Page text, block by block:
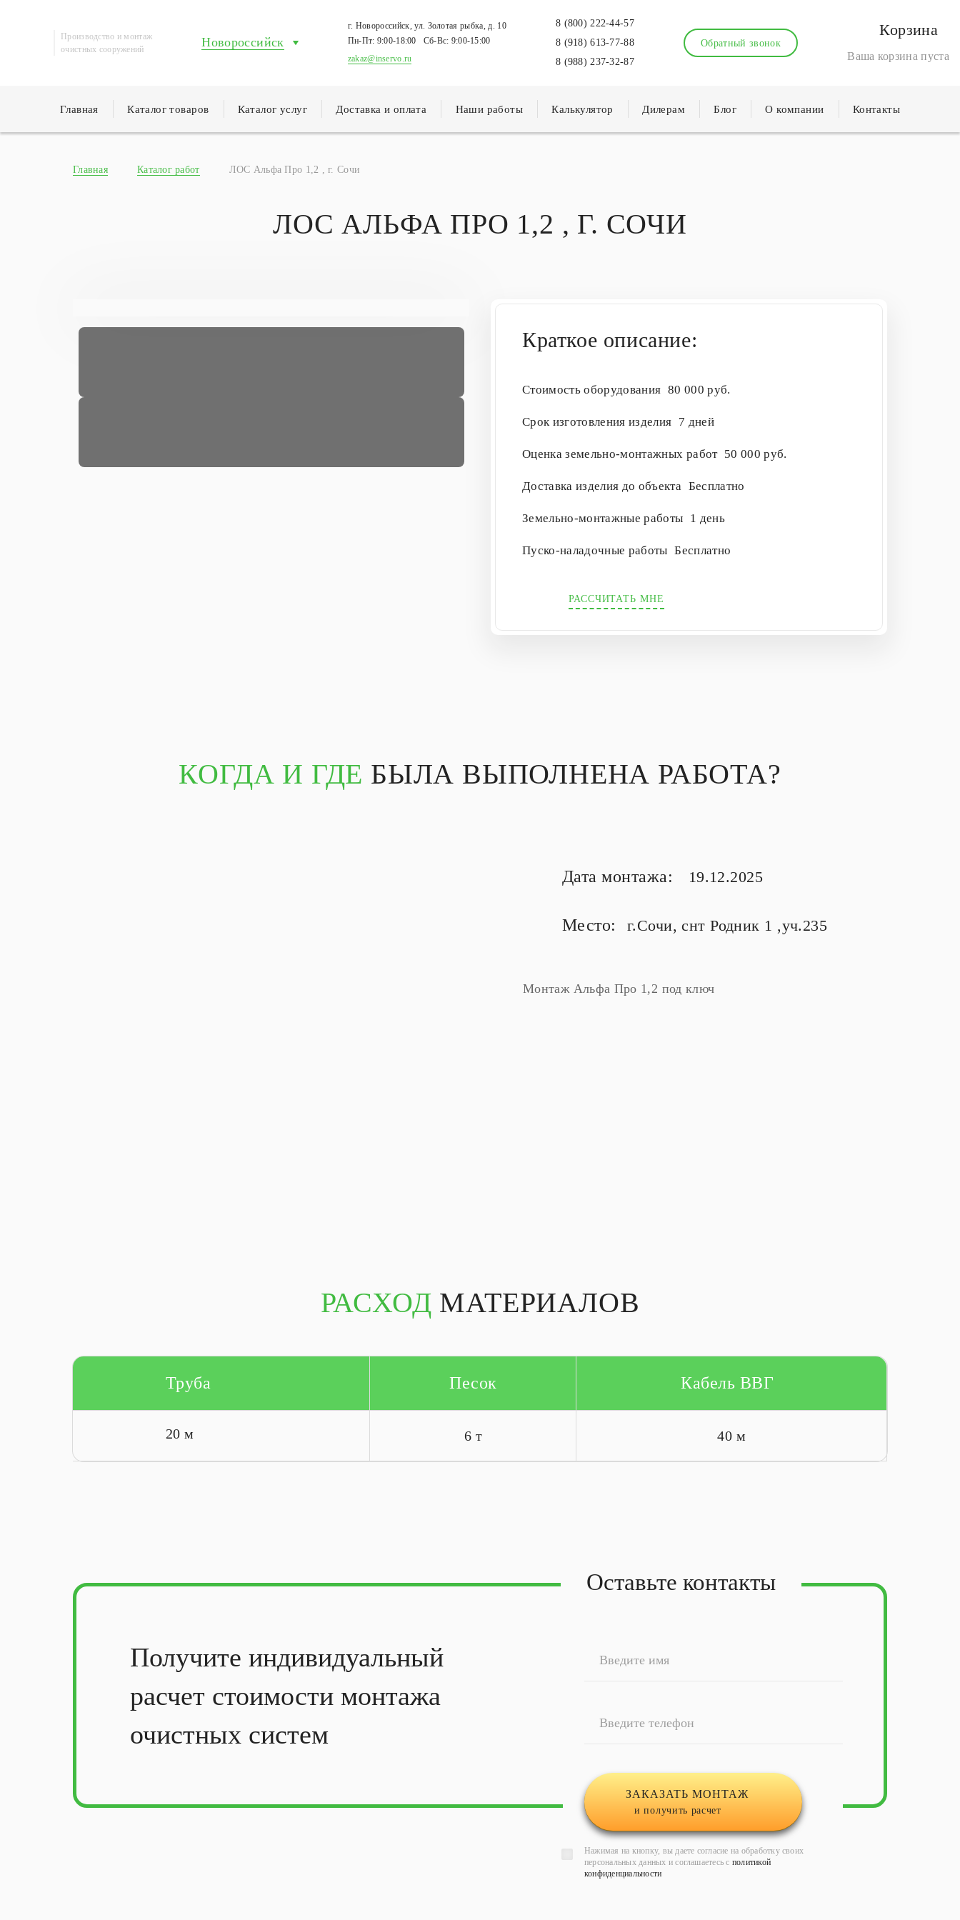
Производство и монтаж
очистных сооружений
Новороссийск
г. Новороссийск, ул. Золотая рыбка, д. 10
Пн-Пт: 9:00-18:00 Сб-Вс: 9:00-15:00
zakaz@inservo.ru
8 (800) 222-44-57
8 (918) 613-77-88
8 (988) 237-32-87
Обратный звонок
Корзина
Ваша корзина пуста
Главная Каталог товаров Каталог услуг Доставка и оплата Наши работы Калькулятор Дилерам Блог О компании Контакты
Главная Каталог работ ЛОС Альфа Про 1,2 , г. Сочи
ЛОС АЛЬФА ПРО 1,2 , Г. СОЧИ
Краткое описание:
Стоимость оборудования 80 000 руб.
Срок изготовления изделия 7 дней
Оценка земельно-монтажных работ 50 000 руб.
Доставка изделия до объекта Бесплатно
Земельно-монтажные работы 1 день
Пуско-наладочные работы Бесплатно
РАССЧИТАТЬ МНЕ
КОГДА И ГДЕ БЫЛА ВЫПОЛНЕНА РАБОТА?
Дата монтажа: 19.12.2025
Место: г.Сочи, снт Родник 1 ,уч.235
Монтаж Альфа Про 1,2 под ключ
РАСХОД МАТЕРИАЛОВ
Труба
20 м
Песок
6 т
Кабель ВВГ
40 м
Получите индивидуальный
расчет стоимости монтажа
очистных систем
Оставьте контакты
Введите имя
Введите телефон
ЗАКАЗАТЬ МОНТАЖ
и получить расчет
Нажимая на кнопку, вы даете согласие на обработку своих
персональных данных и соглашаетесь с политикой
конфиденциальности